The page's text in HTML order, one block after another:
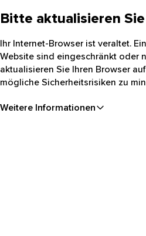
Bitte aktualisieren
Ihr Internet-Browser ist veraltet.
Website sind eingeschränkt oder
aktualisieren Sie Ihren Browser
mögliche Sicherheitsrisiken zu
Weitere Informationen